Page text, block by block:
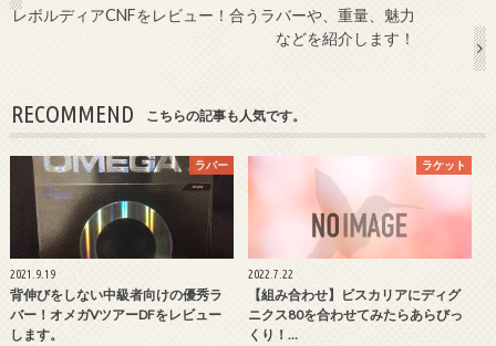
レボルディアCNFをレビュー！合うラバーや、重量、魅力
などを紹介します！
RECOMMEND こちらの記事も人気です。
ラバー
2021.9.19
背伸びをしない中級者向けの優秀ラ
バー！オメガVツアーDFをレビュー
します。
ラケット
2022.7.22
【組み合わせ】ビスカリアにディグ
ニクス80を合わせてみたらあらびっ
くり！…